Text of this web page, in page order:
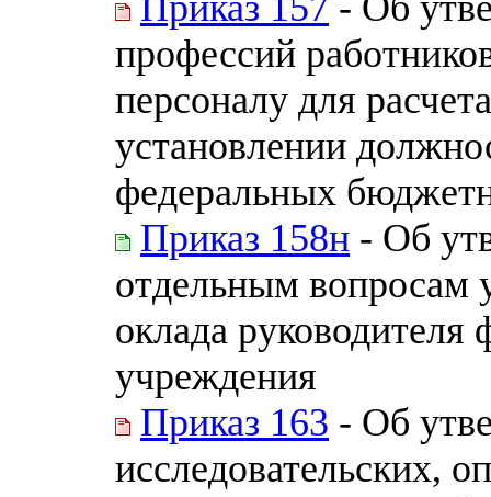
профессий
персоналу для
установлении
федеральных
Приказ 158н - Об
отдельным вопросам
оклада руководителя
учреждения
Приказ 163 - Об
исследовательских,